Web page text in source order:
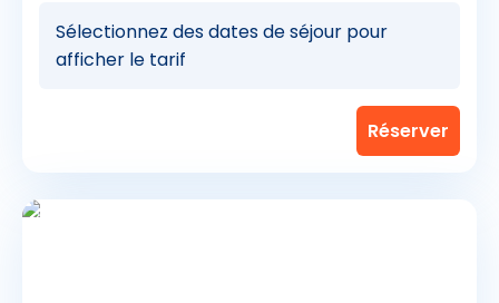
Sélectionnez des dates de séjour pour
afficher le tarif